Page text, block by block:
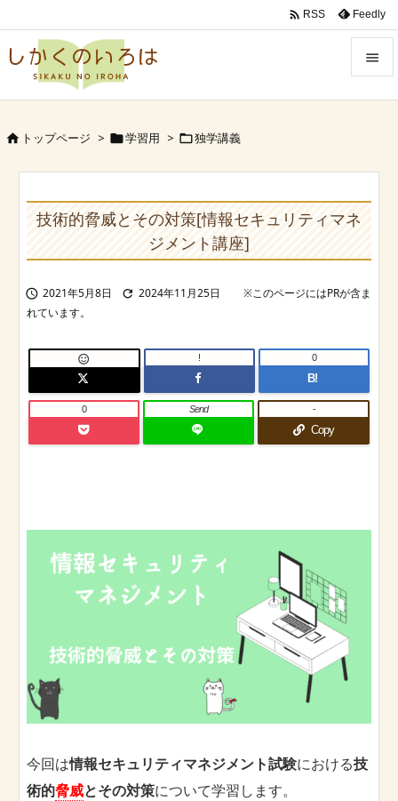


Prev
Search
 RSS Feedly
 トップページ > 学習用 > 独学講義
技術的脅威とその対策[情報セキュリティマネ
ジメント講座]
 2021年5月8日  2024年11月25日
 !
B!
0
0 Send
Copy
-
今回は情報セキュリティマネジメント試験における技
術的脅威とその対策について学習します。